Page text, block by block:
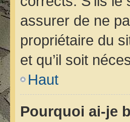
assurer de ne
propriétaire du
et qu’il soit
Haut
Pourquoi ai-je